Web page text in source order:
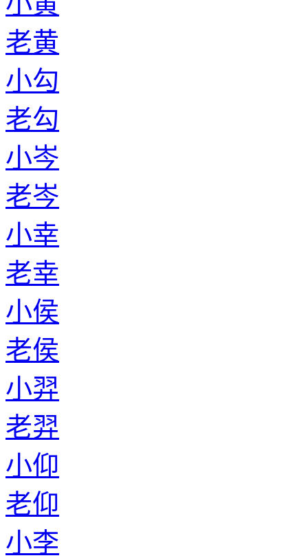
老黄
小勾
老勾
小岑
老岑
小幸
老幸
小侯
老侯
小羿
老羿
小仰
老仰
小李